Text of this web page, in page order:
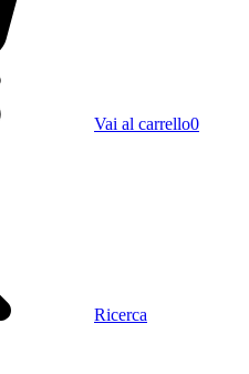
Vai al carrello0
Ricerca